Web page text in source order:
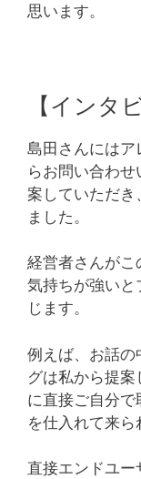
思います。
【インタ
島田さんにはア
らお問い合わ
案していただき
ました。
経営者さんがこ
気持ちが強いと
じます。
例えば、お話の
グは私から提
に直接ご自分で
を仕入れて来ら
直接エンドユ